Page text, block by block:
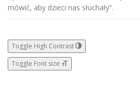
mówić, aby dzieci nas słuchały”.
Toggle High Contrast
Toggle Font size